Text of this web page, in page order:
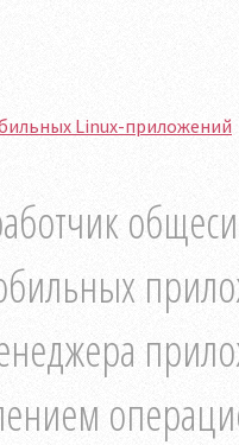
Linux-приложений